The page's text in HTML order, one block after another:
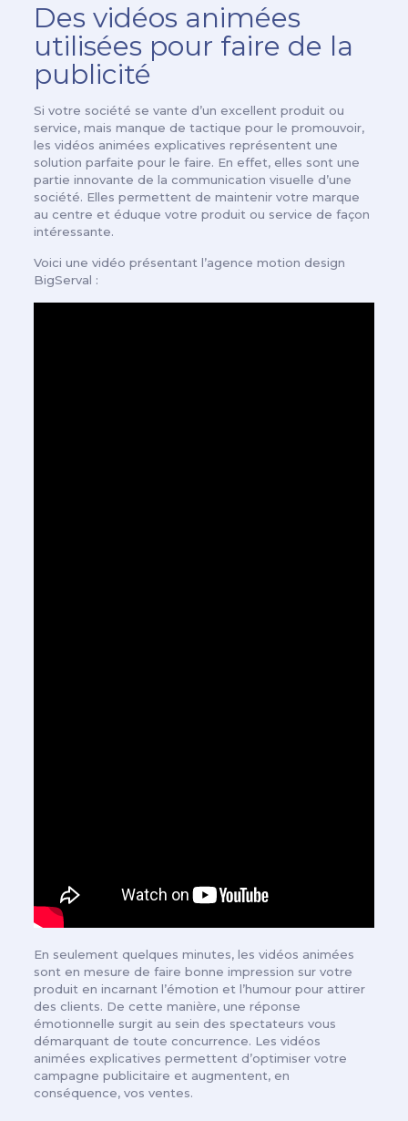
Des vidéos animées
utilisées pour faire de la
publicité
Si votre société se vante d’un excellent produit ou
service, mais manque de tactique pour le promouvoir,
les vidéos animées explicatives représentent une
solution parfaite pour le faire. En effet, elles sont une
partie innovante de la communication visuelle d’une
société. Elles permettent de maintenir votre marque
au centre et éduque votre produit ou service de façon
intéressante.
Voici une vidéo présentant l’agence motion design
BigServal :
En seulement quelques minutes, les vidéos animées
sont en mesure de faire bonne impression sur votre
produit en incarnant l’émotion et l’humour pour attirer
des clients. De cette manière, une réponse
émotionnelle surgit au sein des spectateurs vous
démarquant de toute concurrence. Les vidéos
animées explicatives permettent d’optimiser votre
campagne publicitaire et augmentent, en
conséquence, vos ventes.